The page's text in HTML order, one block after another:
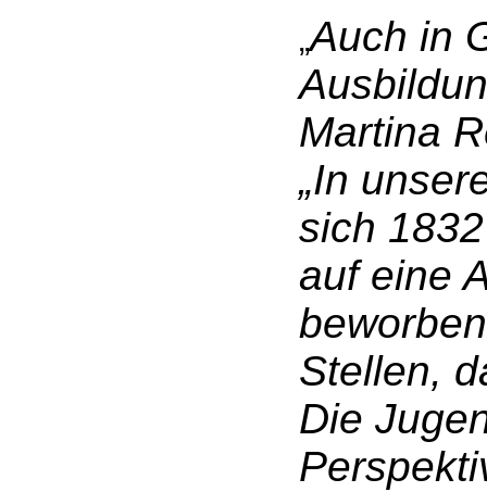
„Auch in
Martina
„In
sich
auf eine
Stellen,
Die